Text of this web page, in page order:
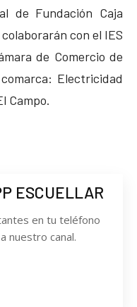
de Fundación Caja
con el IES
de Comercio de
Electricidad
Campo.
ESCUELLAR
en tu teléfono
nuestro canal.